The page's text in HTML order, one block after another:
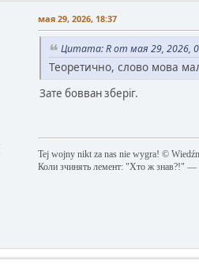
мая 29, 2026, 18:37
Цитата: R от мая 29, 2026,
Теоретично, слово мова
Зате бовван зберіг.
Tej wojny nikt za nas nie wygra! ©
Коли зчинять лемент: "Хто ж знав?!"